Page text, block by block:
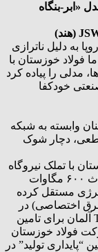
«ابر-بنگاه
به دلیل ناترازی
فولاد خوزستان با
مدلی را پیاده کرد
خودکفا
وابسته به شبکه
دچار شوک
با تملک نیروگاه
سیکل ترکیبی (نیروگاه خلیج فارس) و آغاز احداث ۶۰۰ مگاوات
مستقل کرده
نزدیک به ۱۵۰۰ مگاوات برق اختصاصی) در
جهان کم‌نظیر است. در حالی که ThyssenKrupp آلمان برای تامین
فولاد خوزستان
تولید” در